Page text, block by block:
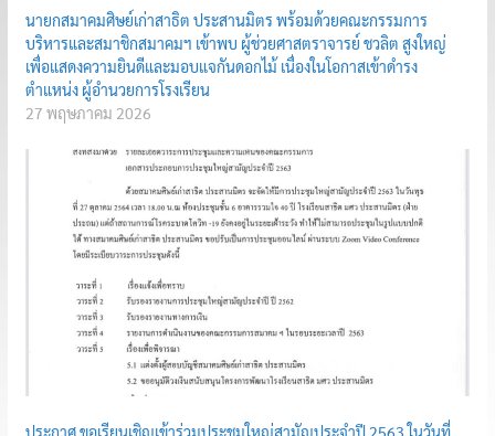
นายกสมาคมศิษย์เก่าสาธิต ประสานมิตร พร้อมด้วยคณะกรรมการ
บริหารและสมาชิกสมาคมฯ เข้าพบ ผู้ช่วยศาสตราจารย์ ชวลิต สูงใหญ่
เพื่อแสดงความยินดีและมอบแจกันดอกไม้ เนื่องในโอกาสเข้าดำรง
ตำแหน่ง ผู้อำนวยการโรงเรียน
27 พฤษภาคม 2026